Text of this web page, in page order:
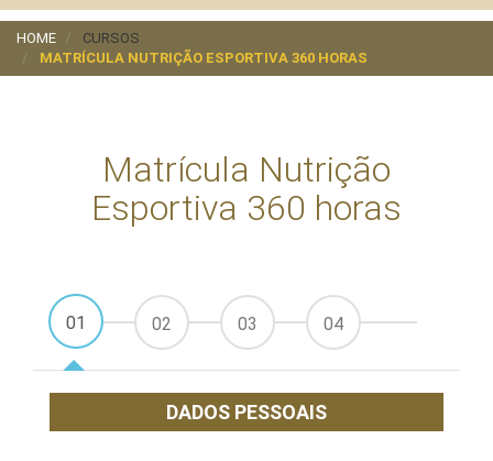
HOME
CURSOS
MATRÍCULA NUTRIÇÃO ESPORTIVA 360 HORAS
Matrícula Nutrição
Esportiva 360 horas
01 02 03 04
DADOS PESSOAIS